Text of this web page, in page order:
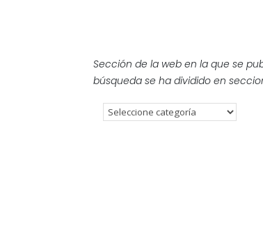
Sección de la web en la que se
búsqueda se ha dividido en